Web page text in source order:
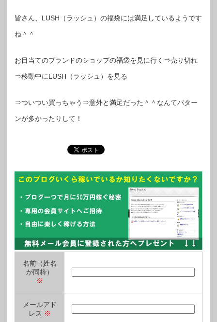
皆さん、LUSH（ラッシュ）の福袋には満足しているようです
ね＾＾
お目当てのブランドのショップの福袋を見に行く⇒売り切れ
⇒移動中にLUSH（ラッシュ）を見る
⇒ついつい買っちゃう⇒意外と満足だった＾＾なんてパター
ンが多かったりして！
名前（姓名
が同枠）
※
メールアド
レス ※